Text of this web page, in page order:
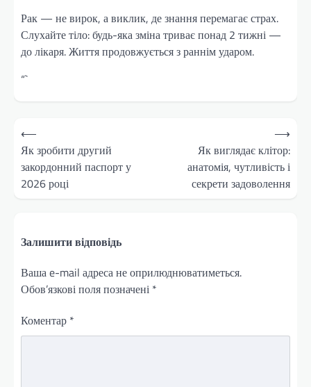
Рак — не вирок, а виклик, де знання перемагає страх.
Слухайте тіло: будь-яка зміна триває понад 2 тижні —
до лікаря. Життя продовжується з раннім ударом.
“`
Навігація
записів
⟵
Як зробити другий
закордонний паспорт у
2026 році
Як виглядає клітор:
анатомія, чутливість і
секрети задоволення
⟶
Залишити відповідь
Ваша e-mail адреса не оприлюднюватиметься.
Обов’язкові поля позначені *
Коментар *